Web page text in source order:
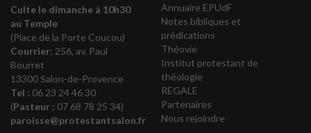
Culte le dimanche à 10h30
au Temple
(Place de la Porte Coucou)
Courrier: 256, av. Paul
Bourret
13300 Salon-de-Provence
Tel : 06 23 24 46 30
(Pasteur : 07 68 78 25 34)
paroisse@protestantsalon.fr
Annuaire EPUdF
Notes bibliques et
prédications
Théovie
Institut protestant de
théologie
REGALE
Partenaires
Nous rejoindre